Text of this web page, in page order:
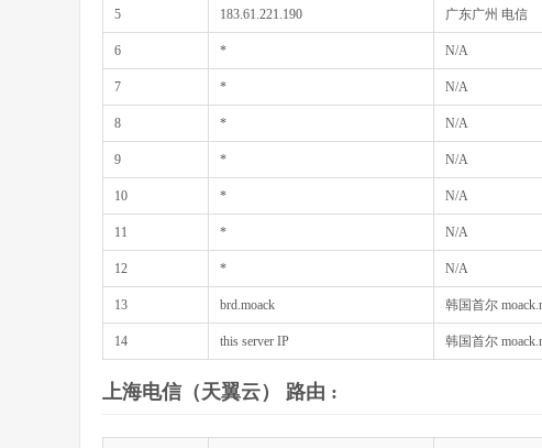
5 183.61.221.190 广东广州 电信
6 * N/A
7 * N/A
8 * N/A
9 * N/A
10 * N/A
11 * N/A
12 * N/A
13 brd.moack 韩国首尔
14 this server IP 韩国首尔
上海电信（天翼云） 路由 :